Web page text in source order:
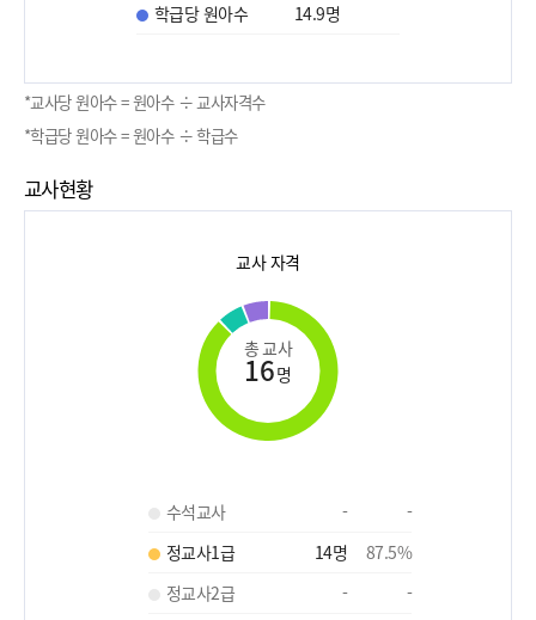
학급당 원아수
14.9명
*교사당 원아수 = 원아수 ÷ 교사자격수
*학급당 원아수 = 원아수 ÷ 학급수
교사현황
교사 자격
총 교사
16명
수석교사 -
-
정교사1급
14명 87.5%
정교사2급
-
-